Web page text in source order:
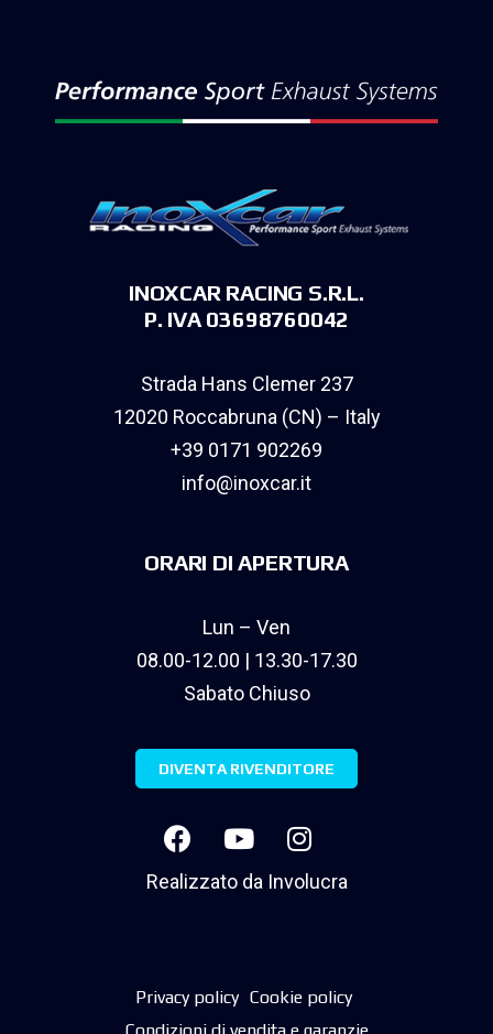
INOXCAR RACING S.R.L.
P. IVA 03698760042
Strada Hans Clemer 237
12020 Roccabruna (CN) – Italy
+39 0171 902269
info@inoxcar.it
ORARI DI APERTURA
Lun – Ven
08.00-12.00 | 13.30-17.30
Sabato Chiuso
DIVENTA RIVENDITORE
Realizzato da Involucra
Privacy policy Cookie policy